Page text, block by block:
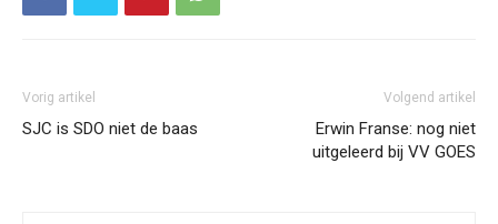
Vorig artikel
SJC is SDO niet de baas
Volgend artikel
Erwin Franse: nog niet
uitgeleerd bij VV GOES